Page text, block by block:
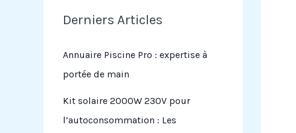
Derniers Articles
Annuaire Piscine Pro : expertise à
portée de main
Kit solaire 2000W 230V pour
l’autoconsommation : Les